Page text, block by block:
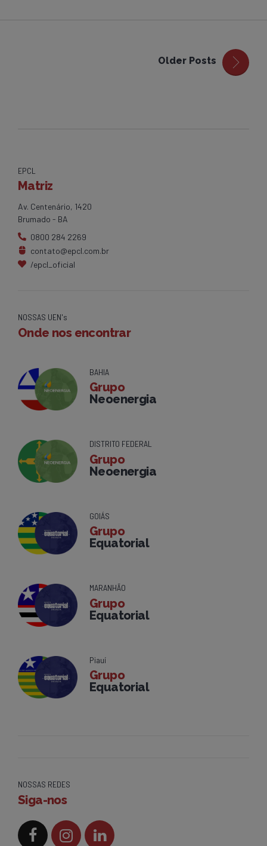
Older Posts
EPCL
Matriz
Av. Centenário, 1420
Brumado - BA
0800 284 2269
contato@epcl.com.br
/epcl_oficial
NOSSAS UEN's
Onde nos encontrar
BAHIA
Grupo
Neoenergia
DISTRITO FEDERAL
Grupo
Neoenergia
GOIÁS
Grupo
Equatorial
MARANHÃO
Grupo
Equatorial
Piauí
Grupo
Equatorial
NOSSAS REDES
Siga-nos